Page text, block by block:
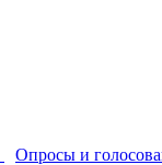
Опросы и